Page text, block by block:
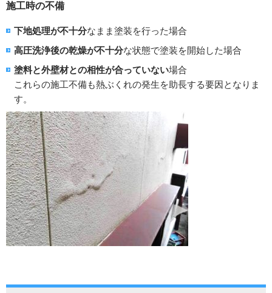
施工時の不備
下地処理が不十分なまま塗装を行った場合
高圧洗浄後の乾燥が不十分な状態で塗装を開始した場合
塗料と外壁材との相性が合っていない場合
これらの施工不備も熱ぶくれの発生を助長する要因となりま
す。